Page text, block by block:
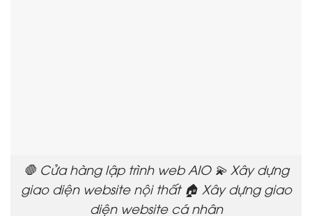
🛑 Cửa hàng lập trình web AIO 💫 Xây dựng
giao diện website nội thất 🏠 Xây dựng giao
diện website cá nhân